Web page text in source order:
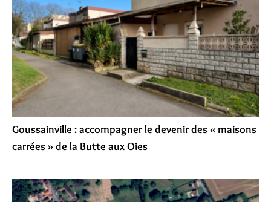
Goussainville : accompagner le devenir des « maisons
carrées » de la Butte aux Oies